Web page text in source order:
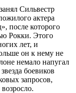
Сильвестр
актера
после которого
Рокки. Этого
лет, и
он к нему не
немало напугал
боевиков
запросов,